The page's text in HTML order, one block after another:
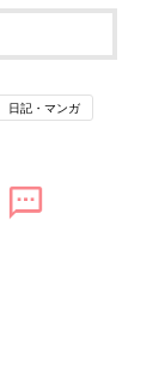
日記・マンガ